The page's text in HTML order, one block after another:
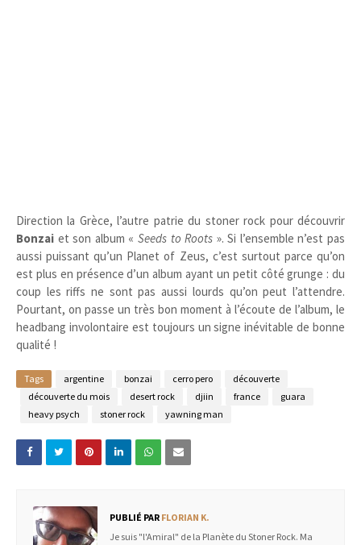
Direction la Grèce, l’autre patrie du stoner rock pour découvrir
Bonzai et son album « Seeds to Roots ». Si l’ensemble n’est pas
aussi puissant qu’un Planet of Zeus, c’est surtout parce qu’on
est plus en présence d’un album ayant un petit côté grunge : du
coup les riffs ne sont pas aussi lourds qu’on peut l’attendre.
Pourtant, on passe un très bon moment à l’écoute de l’album, le
headbang involontaire est toujours un signe inévitable de bonne
qualité !
Tags argentine bonzai cerro pero
découverte
découverte du mois
desert rock djiin france
guara
heavy psych
stoner rock yawning man
PUBLIÉ PAR FLORIAN K.
Je suis "l'Amiral" de la Planète du Stoner Rock. Ma